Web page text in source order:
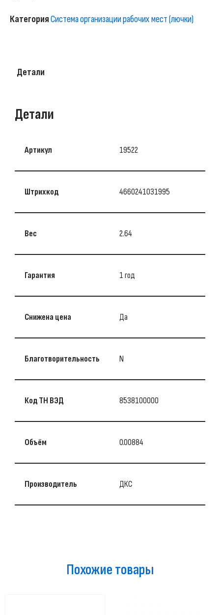
КатегорияСистема организации рабочих мест (лючки)
Детали
Детали
Артикул 19522
Штрихкод 4660241031995
Вес 2.64
Гарантия 1 год
Снижена цена Да
Благотворительность N
Код ТН ВЭД 8538100000
Объём 0.00884
Производитель ДКС
Похожие товары